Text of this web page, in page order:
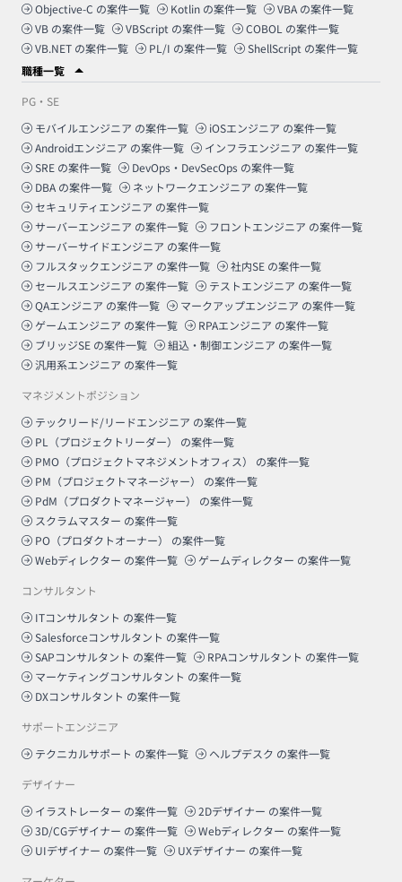
Objective-C の案件一覧 Kotlin の案件一覧 VBA の案件一覧
VB の案件一覧 VBScript の案件一覧 COBOL の案件一覧
VB.NET の案件一覧 PL/I の案件一覧 ShellScript の案件一覧
職種一覧
PG・SE
モバイルエンジニア の案件一覧 iOSエンジニア の案件一覧
Androidエンジニア の案件一覧 インフラエンジニア の案件一覧
SRE の案件一覧 DevOps・DevSecOps の案件一覧
DBA の案件一覧 ネットワークエンジニア の案件一覧
セキュリティエンジニア の案件一覧
サーバーエンジニア の案件一覧 フロントエンジニア の案件一覧
サーバーサイドエンジニア の案件一覧
フルスタックエンジニア の案件一覧 社内SE の案件一覧
セールスエンジニア の案件一覧 テストエンジニア の案件一覧
QAエンジニア の案件一覧 マークアップエンジニア の案件一覧
ゲームエンジニア の案件一覧 RPAエンジニア の案件一覧
ブリッジSE の案件一覧 組込・制御エンジニア の案件一覧
汎用系エンジニア の案件一覧
マネジメントポジション
テックリード/リードエンジニア の案件一覧
PL（プロジェクトリーダー）
の案件一覧
PMO（プロジェクトマネジメントオフィス）
の案件一覧
PM（プロジェクトマネージャー）
の案件一覧
PdM（プロダクトマネージャー）
の案件一覧
スクラムマスター の案件一覧
PO（プロダクトオーナー）
の案件一覧
Webディレクター の案件一覧 ゲームディレクター の案件一覧
コンサルタント
ITコンサルタント の案件一覧
Salesforceコンサルタント の案件一覧
SAPコンサルタント の案件一覧 RPAコンサルタント の案件一覧
マーケティングコンサルタント の案件一覧
DXコンサルタント の案件一覧
サポートエンジニア
テクニカルサポート の案件一覧 ヘルプデスク の案件一覧
デザイナー
イラストレーター の案件一覧 2Dデザイナー の案件一覧
3D/CGデザイナー の案件一覧 Webディレクター の案件一覧
UIデザイナー の案件一覧 UXデザイナー の案件一覧